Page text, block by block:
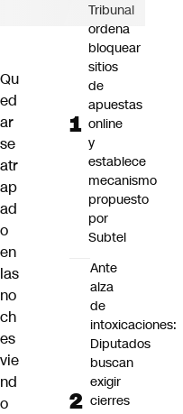
Qu
ed
ar
se
atr
ap
ad
o
en
las
no
ch
es
vie
nd
o
Tribunal
ordena
bloquear
sitios
de
apuestas
online
y
establece
mecanismo
propuesto
por
Subtel
Ante
alza
de
intoxicaciones:
Diputados
buscan
exigir
cierres